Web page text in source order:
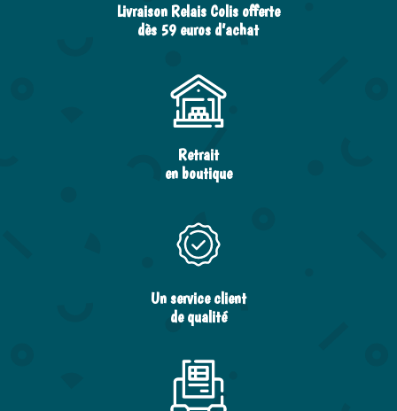
Livraison Relais Colis offerte
dès 59 euros d’achat
Retrait
en boutique
Un service client
de qualité